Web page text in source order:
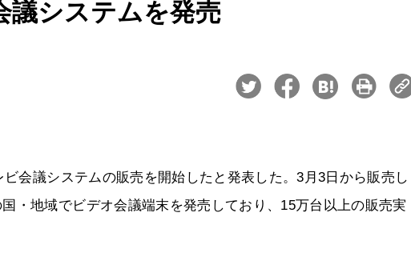
議システムを発売
会議システムの販売を開始したと発表した。3月3日から販売し
・地域でビデオ会議端末を発売しており、15万台以上の販売実